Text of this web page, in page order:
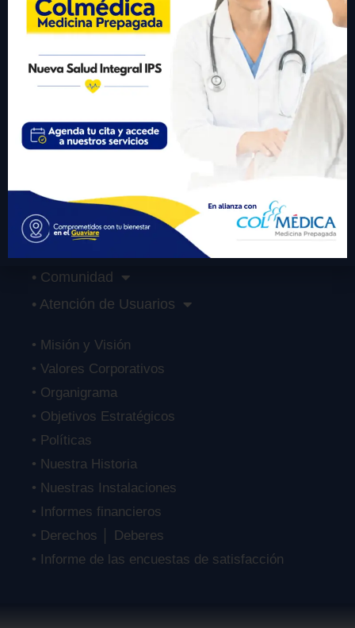
432767
• Inicio
• Servicios
• Participa
• Comunidad
• Atención de Usuarios
• Misión y Visión
• Valores Corporativos
• Organigrama
• Objetivos Estratégicos
• Políticas
• Nuestra Historia
• Nuestras Instalaciones
• Informes financieros
• Derechos │ Deberes
• Informe de las encuestas de satisfacción